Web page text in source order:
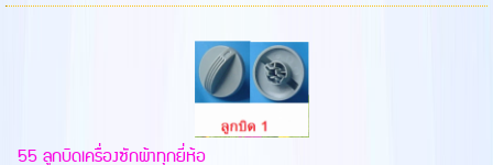
55 ลูกบิดเครื่องซักผ้าทุกยี่ห้อ